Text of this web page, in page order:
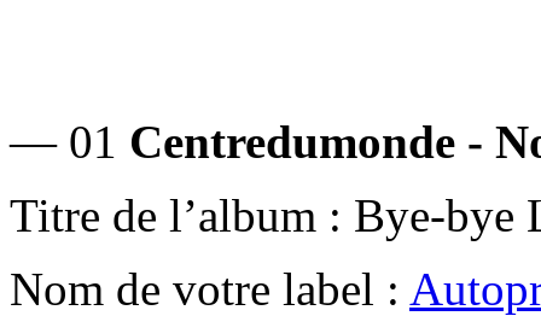
— 01 Centredumonde -
Titre de l’album : Bye-bye
Nom de votre label :